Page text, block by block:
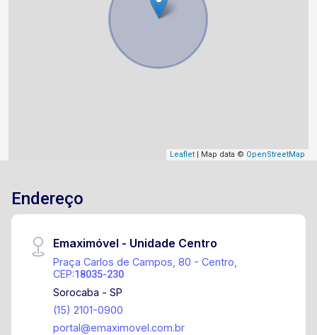
Leaflet | Map data © OpenStreetMap
Endereço
Emaximóvel - Unidade Centro
Praça Carlos de Campos, 80 - Centro,
CEP:18035-230
Sorocaba - SP
(15) 2101-0900
portal@emaximovel.com.br